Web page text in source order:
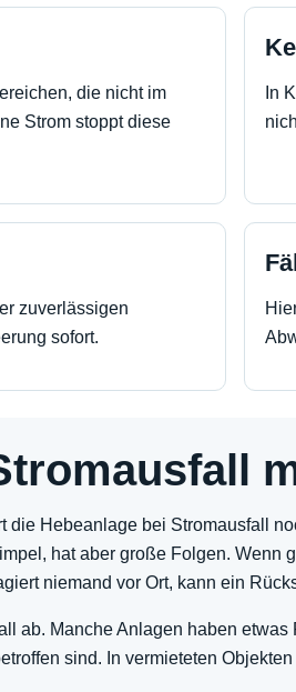
die nicht im
Strom stoppt diese
In
zuverlässigen
sofort.
die Hebeanlage bei Stromausfall
hat aber große Folgen.
niemand vor Ort, kann ein
ab. Manche Anlagen haben
sind. In vermieteten